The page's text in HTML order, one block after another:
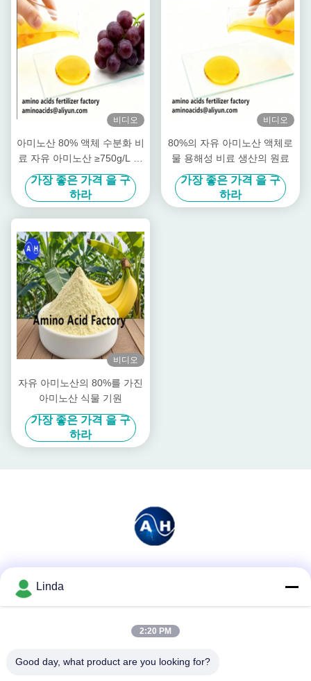
비디오
아미노산 80% 액체 수분화 비
료 자유 아미노산 ≥750g/L 총
질소 ≥12.0% 및 유기농 농사
를위한 높은 용해성
가장 좋은 가격 을 구
하라
비디오
80%의 자유 아미노산 액체로
물 용해성 비료 생산의 원료
가장 좋은 가격 을 구
하라
비디오
자유 아미노산의 80%를 가진
아미노산 식물 기원
가장 좋은 가격 을 구
하라
전화
Linda
2:20 PM
Good day, what product are you looking for?